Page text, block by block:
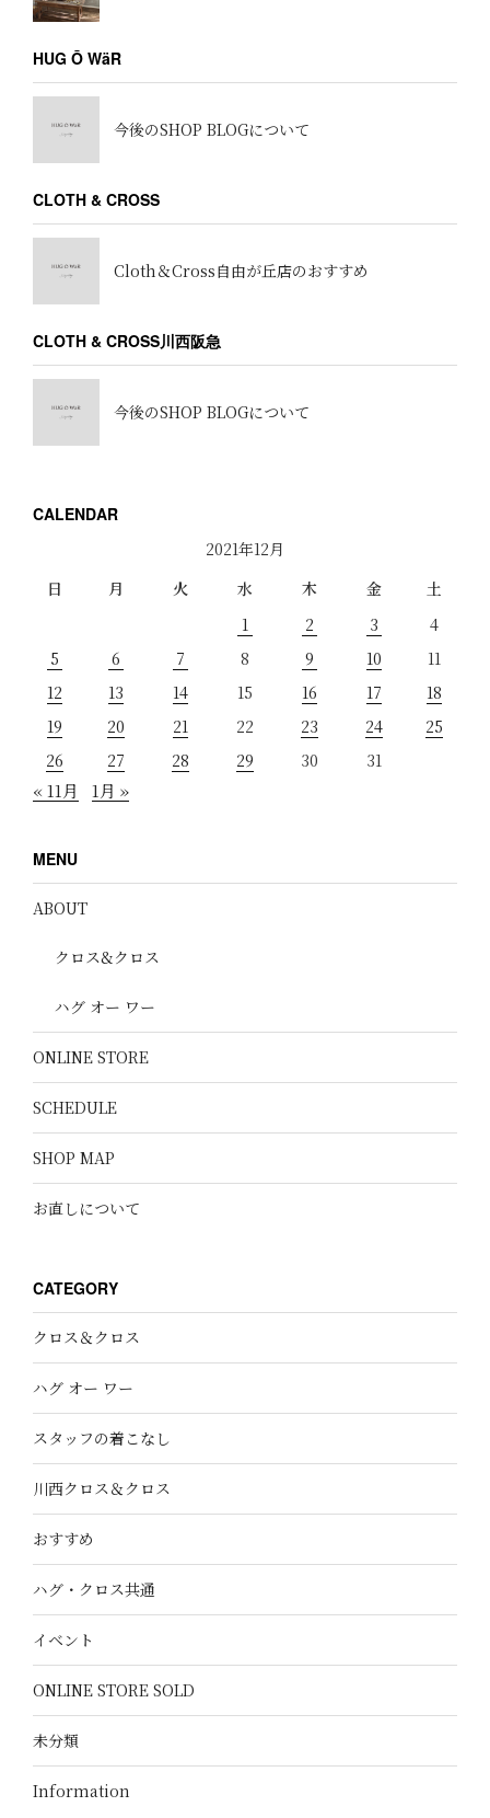
HUG Ō WäR
今後のSHOP BLOGについて
CLOTH & CROSS
Cloth＆Cross自由が丘店のおすすめ
CLOTH & CROSS川西阪急
今後のSHOP BLOGについて
CALENDAR
2021年12月
日
月 火 水 木 金
土
1
2 3
4
5
6 7 8 9 10
11
12
13 14 15 16 17
18
19
20 21 22 23 24
25
26
27 28 29 30 31
« 11月 1月 »
MENU
ABOUT
クロス&クロス
ハグ オー ワー
ONLINE STORE
SCHEDULE
SHOP MAP
お直しについて
CATEGORY
クロス＆クロス
ハグ オー ワー
スタッフの着こなし
川西クロス＆クロス
おすすめ
ハグ・クロス共通
イベント
ONLINE STORE SOLD
未分類
Information